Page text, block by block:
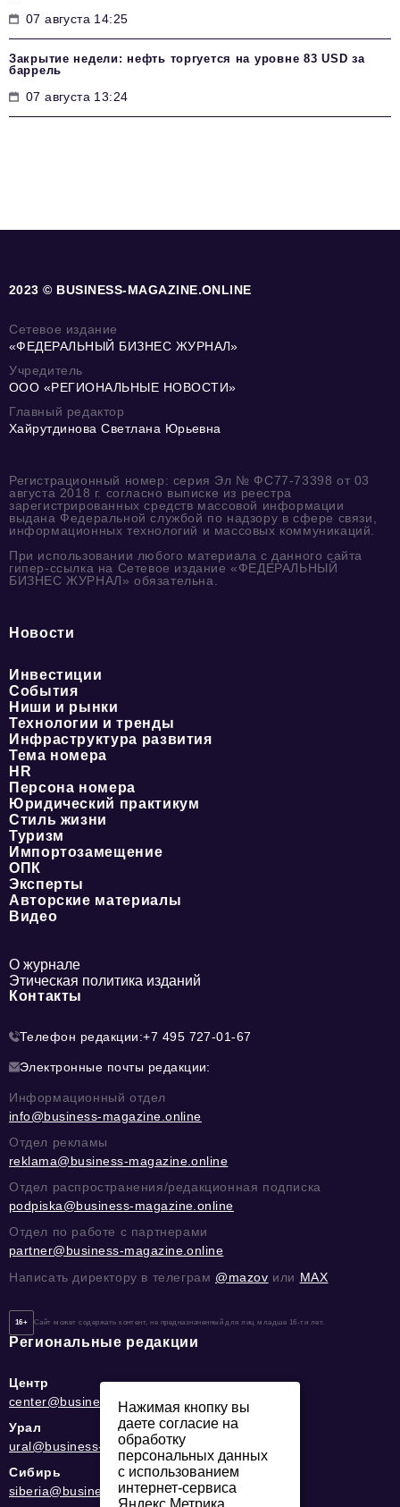
07 августа 14:25
Закрытие недели: нефть торгуется на уровне 83 USD за
баррель
07 августа 13:24
2023 © BUSINESS-MAGAZINE.ONLINE
Сетевое издание
«ФЕДЕРАЛЬНЫЙ БИЗНЕС ЖУРНАЛ»
Учредитель
ООО «РЕГИОНАЛЬНЫЕ НОВОСТИ»
Главный редактор
Хайрутдинова Светлана Юрьевна
Регистрационный номер: серия Эл № ФС77-73398 от 03
августа 2018 г. согласно выписке из реестра
зарегистрированных средств массовой информации
выдана Федеральной службой по надзору в сфере связи,
информационных технологий и массовых коммуникаций.
При использовании любого материала с данного сайта
гипер-ссылка на Сетевое издание «ФЕДЕРАЛЬНЫЙ
БИЗНЕС ЖУРНАЛ» обязательна.
Новости
Инвестиции
События
Ниши и рынки
Технологии и тренды
Инфраструктура развития
Тема номера
HR
Персона номера
Юридический практикум
Стиль жизни
Туризм
Импортозамещение
ОПК
Эксперты
Авторские материалы
Видео
О журнале
Этическая политика изданий
Контакты
Телефон редакции:+7 495 727-01-67
Электронные почты редакции:
Информационный отдел
info@business-magazine.online
Отдел рекламы
reklama@business-magazine.online
Отдел распространения/редакционная подписка
podpiska@business-magazine.online
Отдел по работе с партнерами
partner@business-magazine.online
Написать директору в телеграм @mazov или MAX
16+ Сайт может содержать контент, не предназначенный для лиц младше 16-ти лет.
Региональные редакции
Центр
center@business-magazine.online
Урал
ural@business-magazine.online
Сибирь
siberia@business-magazine.online
Нажимая кнопку вы
даете согласие на
обработку
персональных данных
с использованием
интернет-сервиса
Яндекс.Метрика,